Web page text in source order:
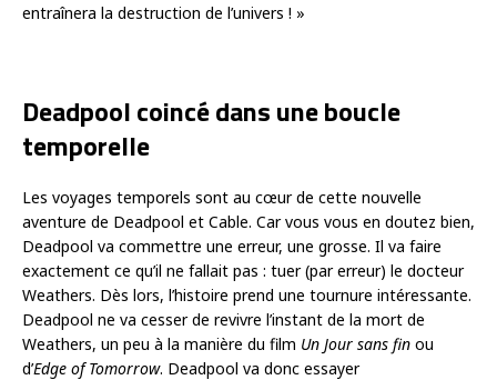
entraînera la destruction de l’univers ! »
Deadpool coincé dans une boucle
temporelle
Les voyages temporels sont au cœur de cette nouvelle
aventure de Deadpool et Cable. Car vous vous en doutez bien,
Deadpool va commettre une erreur, une grosse. Il va faire
exactement ce qu’il ne fallait pas : tuer (par erreur) le docteur
Weathers. Dès lors, l’histoire prend une tournure intéressante.
Deadpool ne va cesser de revivre l’instant de la mort de
Weathers, un peu à la manière du film Un Jour sans fin ou
d’Edge of Tomorrow. Deadpool va donc essayer